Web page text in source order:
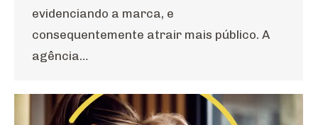
evidenciando a marca, e
consequentemente atrair mais público. A
agência…